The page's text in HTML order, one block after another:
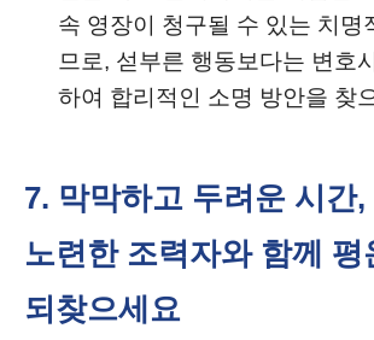
속 영장이 청구될 수 있는 치명
므로, 섣부른 행동보다는 변호
하여 합리적인 소명 방안을 찾
7. 막막하고 두려운 시간
노련한 조력자와 함께 평
되찾으세요